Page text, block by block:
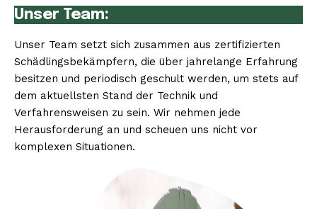
Unser Team:
Unser Team setzt sich zusammen aus zertifizierten
Schädlingsbekämpfern, die über jahrelange Erfahrung
besitzen und periodisch geschult werden, um stets auf
dem aktuellsten Stand der Technik und
Verfahrensweisen zu sein. Wir nehmen jede
Herausforderung an und scheuen uns nicht vor
komplexen Situationen.